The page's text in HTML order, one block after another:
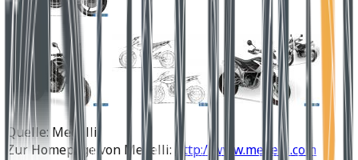
Quelle: Megelli
Zur Homepage von Megelli:http://www.megelli.com